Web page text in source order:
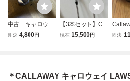
中古 キャロウェ
イ・X TOUR FOR
即決 4,800円
【3本セット】Cal
laway JAWS FOR
現在 15,500円
ウェッ
即決
＊CALLAWAY キャロウェイ